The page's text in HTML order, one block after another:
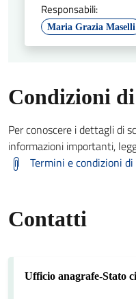
Responsabili:
Maria Grazia Maselli
Condizioni
Per conoscere i dettagli di
informazioni importanti,
Termini e condizioni
Contatti
Ufficio anagrafe-Stato